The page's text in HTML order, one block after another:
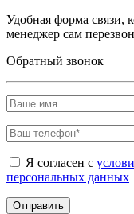
Удобная форма связи,
менеджер сам
Обратный звонок
Я согласен с
персональных данных